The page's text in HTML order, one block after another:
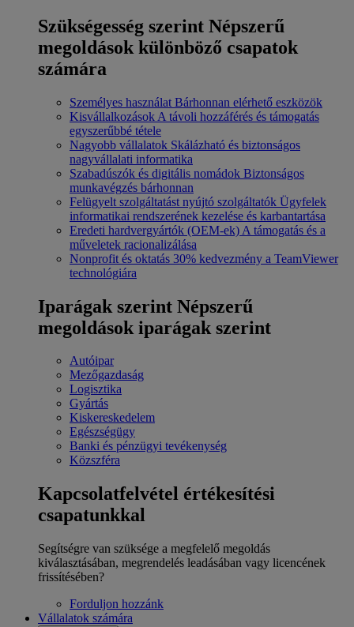
Szükségesség szerint Népszerű
megoldások különböző csapatok
számára
Személyes használat Bárhonnan elérhető eszközök
Kisvállalkozások A távoli hozzáférés és támogatás
egyszerűbbé tétele
Nagyobb vállalatok Skálázható és biztonságos
nagyvállalati informatika
Szabadúszók és digitális nomádok Biztonságos
munkavégzés bárhonnan
Felügyelt szolgáltatást nyújtó szolgáltatók Ügyfelek
informatikai rendszerének kezelése és karbantartása
Eredeti hardvergyártók (OEM-ek) A támogatás és a
műveletek racionalizálása
Nonprofit és oktatás 30% kedvezmény a TeamViewer
technológiára
Iparágak szerint Népszerű
megoldások iparágak szerint
Autóipar
Mezőgazdaság
Logisztika
Gyártás
Kiskereskedelem
Egészségügy
Banki és pénzügyi tevékenység
Közszféra
Kapcsolatfelvétel értékesítési
csapatunkkal
Segítségre van szüksége a megfelelő megoldás
kiválasztásában, megrendelés leadásában vagy licencének
frissítésében?
Forduljon hozzánk
Vállalatok számára